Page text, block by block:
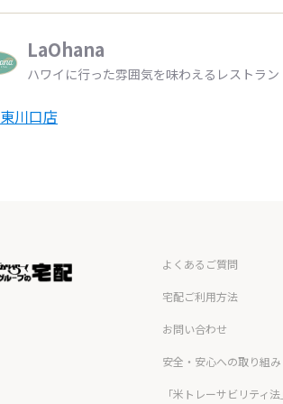
LaOhana
ハワイに行った雰囲気を味わえるレストラン
東川口店
よくあるご質問
宅配ご利用方法
お問い合わせ
安全・安心への取り組み
「米トレーサビリティ